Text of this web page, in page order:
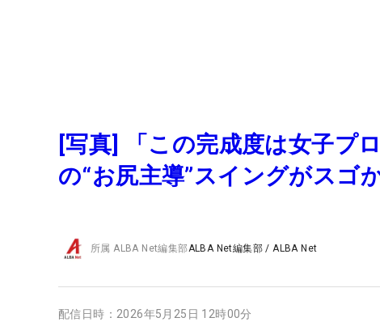
[写真] 「この完成度は女子
の“お尻主導”スイングがスゴ
所属ALBA Net編集部ALBA Net編集部 /ALBA Net
配信日時： 2026年5月25日 12時00分